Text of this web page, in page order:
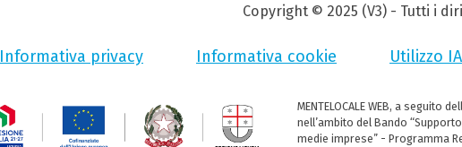
Copyright © 2025 (V3) - Tutti i
Informativa privacy Informativa cookie Utilizzo IA
MENTELOCALE WEB, a
nell’ambito del Bando
medie imprese” - Programma